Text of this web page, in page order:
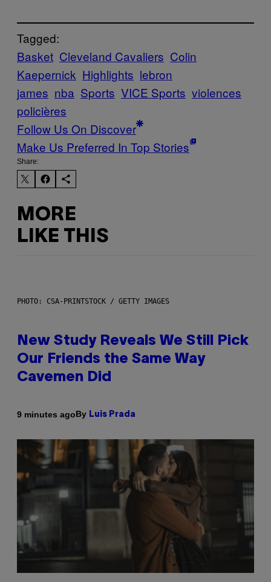
Tagged:
Basket Cleveland Cavaliers Colin
Kaepernick Highlights lebron
james nba Sports VICE Sports violences
policières
Follow Us On Discover
Make Us Preferred In Top Stories
Share:
MORE
LIKE THIS
PHOTO: CSA-PRINTSTOCK / GETTY IMAGES
New Study Reveals We Still Pick
Our Friends the Same Way
Cavemen Did
9 minutes agoBy Luis Prada